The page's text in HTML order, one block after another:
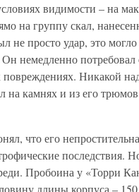
видимости – на
на группу скал,
не просто удар, это могло
Он немедленно
Никакой
на камнях и из его
что его
последствия.
Пробоина у «Торри
длины корпуса –